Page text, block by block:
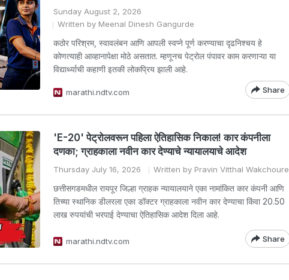
Sunday August 2, 2026
Written by Meenal Dinesh Gangurde
कठोर परिश्रम, स्वावलंबन आणि आपली स्वप्ने पूर्ण करण्याचा दृढनिश्चय हे
कोणत्याही आव्हानापेक्षा मोठे असतात. म्हणूनच पेट्रोल पंपावर काम करणाऱ्या या
विद्यार्थ्याची कहाणी इतकी लोकप्रिय झाली आहे.
marathi.ndtv.com Share
'E-20' पेट्रोलवरून पहिला ऐतिहासिक निकाल! कार कंपनीला
दणका; ग्राहकाला नवीन कार देण्याचे न्यायालयाचे आदेश
Thursday July 16, 2026 Written by Pravin Vitthal Wakchoure
छत्तीसगडमधील रायपूर जिल्हा ग्राहक न्यायालयाने एका नामांकित कार कंपनी आणि
तिच्या स्थानिक डीलरला एका डॉक्टर ग्राहकाला नवीन कार देण्याचा किंवा 20.50
लाख रुपयांची भरपाई देण्याचा ऐतिहासिक आदेश दिला आहे.
marathi.ndtv.com Share